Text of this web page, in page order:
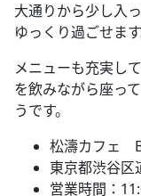
大通りから少し入
ゆっくり過ごせます
メニューも充実し
を飲みながら座っ
うです。
松濤カフェ
東京都渋谷区
営業時間：